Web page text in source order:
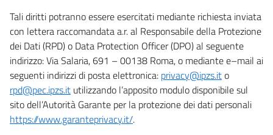
Tali diritti potranno essere esercitati mediante richiesta inviata
con lettera raccomandata a.r. al Responsabile della Protezione
dei Dati (RPD) o Data Protection Officer (DPO) al seguente
indirizzo: Via Salaria, 691 – 00138 Roma, o mediante e–mail ai
seguenti indirizzi di posta elettronica: privacy@ipzs.ito
rpd@pec.ipzs.it utilizzando l’apposito modulo disponibile sul
sito dell’Autorità Garante per la protezione dei dati personali
https://www.garanteprivacy.it/.